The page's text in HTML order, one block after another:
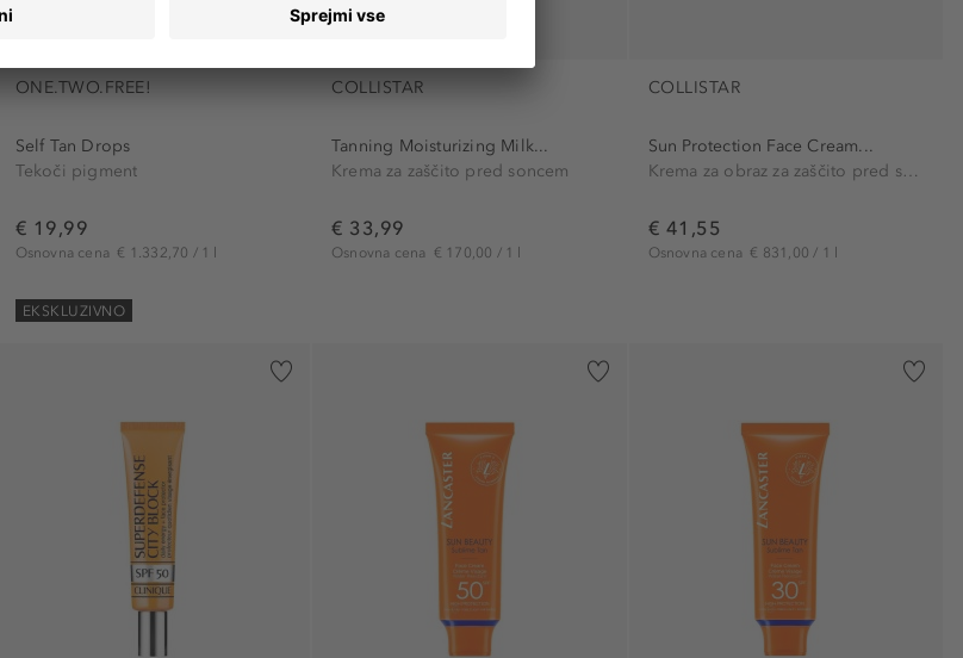
ONE.TWO.FREE!
Self Tan Drops
Tekoči pigment
€ 19,99
Osnovna cena € 1.332,70 / 1 l
EKSKLUZIVNO
COLLISTAR
Tanning Moisturizing Milk...
Krema za zaščito pred soncem
€ 33,99
Osnovna cena € 170,00 / 1 l
COLLISTAR
Sun Protection Face Cream...
Krema za obraz za zaščito pred soncem
€ 41,55
Osnovna cena € 831,00 / 1 l